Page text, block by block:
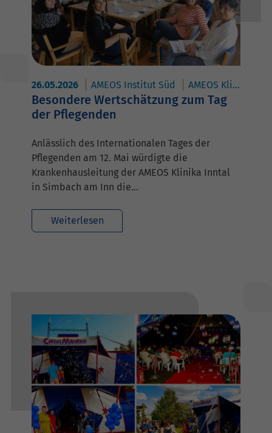
26.05.2026 AMEOS Institut Süd AMEOS Klinikum Inntal - Klinik für Familienpsychosomatik
Besondere Wertschätzung zum Tag
der Pflegenden
Anlässlich des Internationalen Tages der
Pflegenden am 12. Mai würdigte die
Krankenhausleitung der AMEOS Klinika Inntal
in Simbach am Inn die…
Weiterlesen